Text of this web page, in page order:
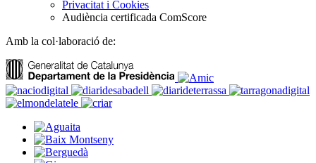
Privacitat i Cookies
Audiència certificada ComScore
Amb la col·laboració de: